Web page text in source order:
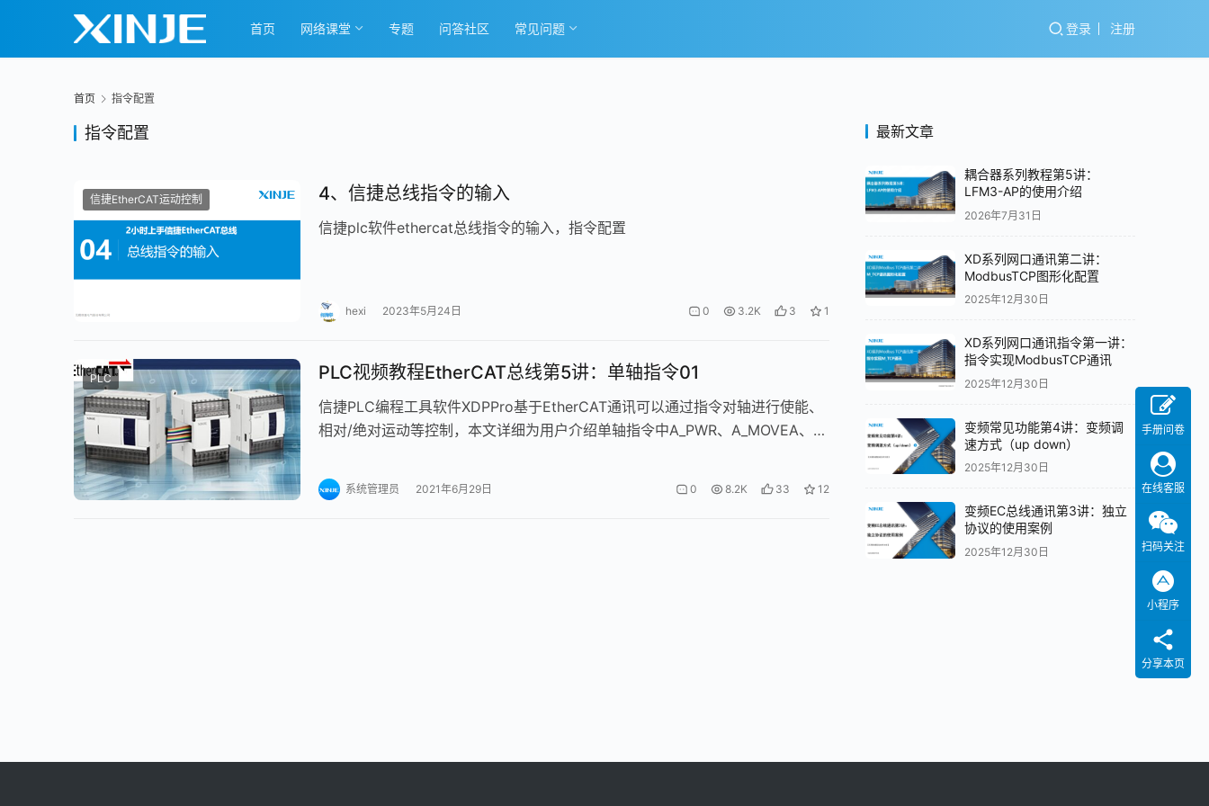
首页 网络课堂 专题 问答社区 常见问题 登录 注册
首页 指令配置
指令配置
信捷EtherCAT运动控制 4、信捷总线指令的输入
信捷plc软件ethercat总线指令的输入，指令配置
hexi 2023年5月24日 0 3.2K 3 1
PLC PLC视频教程EtherCAT总线第5讲：单轴指令01
信捷PLC编程工具软件XDPPro基于EtherCAT通讯可以通过指令对轴进行使能、
相对/绝对运动等控制，本文详细为用户介绍单轴指令中A_PWR、A_MOVEA、
系统管理员 2021年6月29日 0 8.2K 33 12
最新文章
耦合器系列教程第5讲：
LFM3-AP的使用介绍
2026年7月31日
XD系列网口通讯第二讲：
ModbusTCP图形化配置
2025年12月30日
XD系列网口通讯指令第一讲：
指令实现ModbusTCP通讯
2025年12月30日
变频常见功能第4讲：变频调
速方式（up down）
2025年12月30日
变频EC总线通讯第3讲：独立
协议的使用案例
2025年12月30日
手册问卷
在线客服
扫码关注
小程序
分享本页